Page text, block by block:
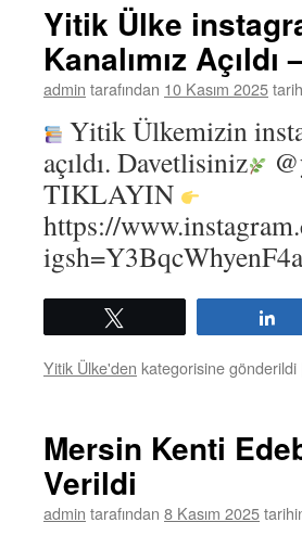
Yitik Ülke
Kanalımız
admin tarafından 10 Kasım 2025
Yitik Ülkemizin
açıldı. Davetlisiniz
TIKLAYIN
https://
Yitik Ülke'den kategorisine gönderildi
Mersin Kenti
Verildi
admin tarafından 8 Kasım 2025